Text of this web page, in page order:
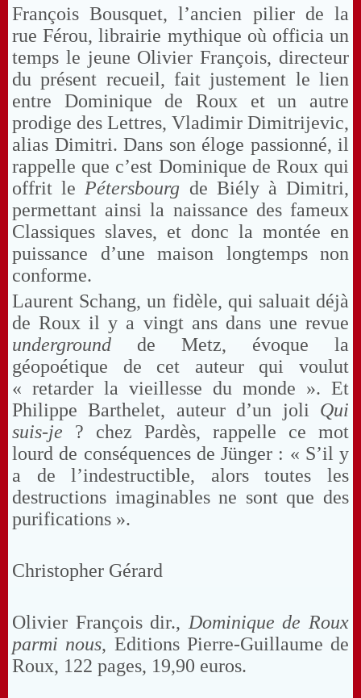
François Bousquet, l’ancien pilier de la
rue Férou, librairie mythique où officia un
temps le jeune Olivier François, directeur
du présent recueil, fait justement le lien
entre Dominique de Roux et un autre
prodige des Lettres, Vladimir Dimitrijevic,
alias Dimitri. Dans son éloge passionné, il
rappelle que c’est Dominique de Roux qui
offrit le Pétersbourg de Biély à Dimitri,
permettant ainsi la naissance des fameux
Classiques slaves, et donc la montée en
puissance d’une maison longtemps non
conforme.
Laurent Schang, un fidèle, qui saluait déjà
de Roux il y a vingt ans dans une revue
underground de Metz, évoque la
géopoétique de cet auteur qui voulut
« retarder la vieillesse du monde ». Et
Philippe Barthelet, auteur d’un joli Qui
suis-je ? chez Pardès, rappelle ce mot
lourd de conséquences de Jünger : « S’il y
a de l’indestructible, alors toutes les
destructions imaginables ne sont que des
purifications ».
Christopher Gérard
Olivier François dir., Dominique de Roux
parmi nous, Editions Pierre-Guillaume de
Roux, 122 pages, 19,90 euros.